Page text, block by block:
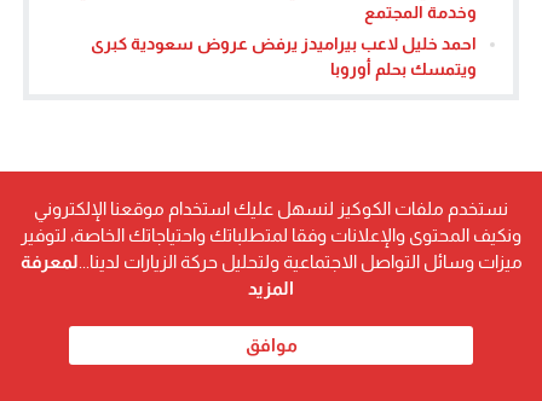
وخدمة المجتمع
احمد خليل لاعب بيراميدز يرفض عروض سعودية كبرى
ويتمسك بحلم أوروبا
نستخدم ملفات الكوكيز لنسهل عليك استخدام موقعنا الإلكتروني
ونكيف المحتوى والإعلانات وفقا لمتطلباتك واحتياجاتك الخاصة، لتوفير
ميزات وسائل التواصل الاجتماعية ولتحليل حركة الزيارات لدينا... لمعرفة
المزيد
موافق